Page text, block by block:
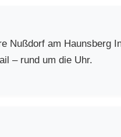
Nußdorf am Haunsberg
– rund um die Uhr.